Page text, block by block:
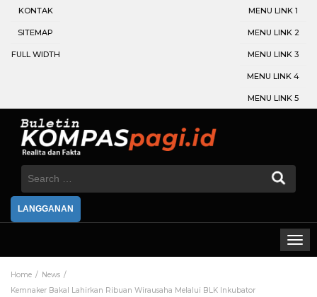
KONTAK
SITEMAP
FULL WIDTH
MENU LINK 1
MENU LINK 2
MENU LINK 3
MENU LINK 4
MENU LINK 5
Search
LANGGANAN
Home
News
Kemnaker Bakal Lahirkan Ribuan Wirausaha Melalui BLK Inkubator